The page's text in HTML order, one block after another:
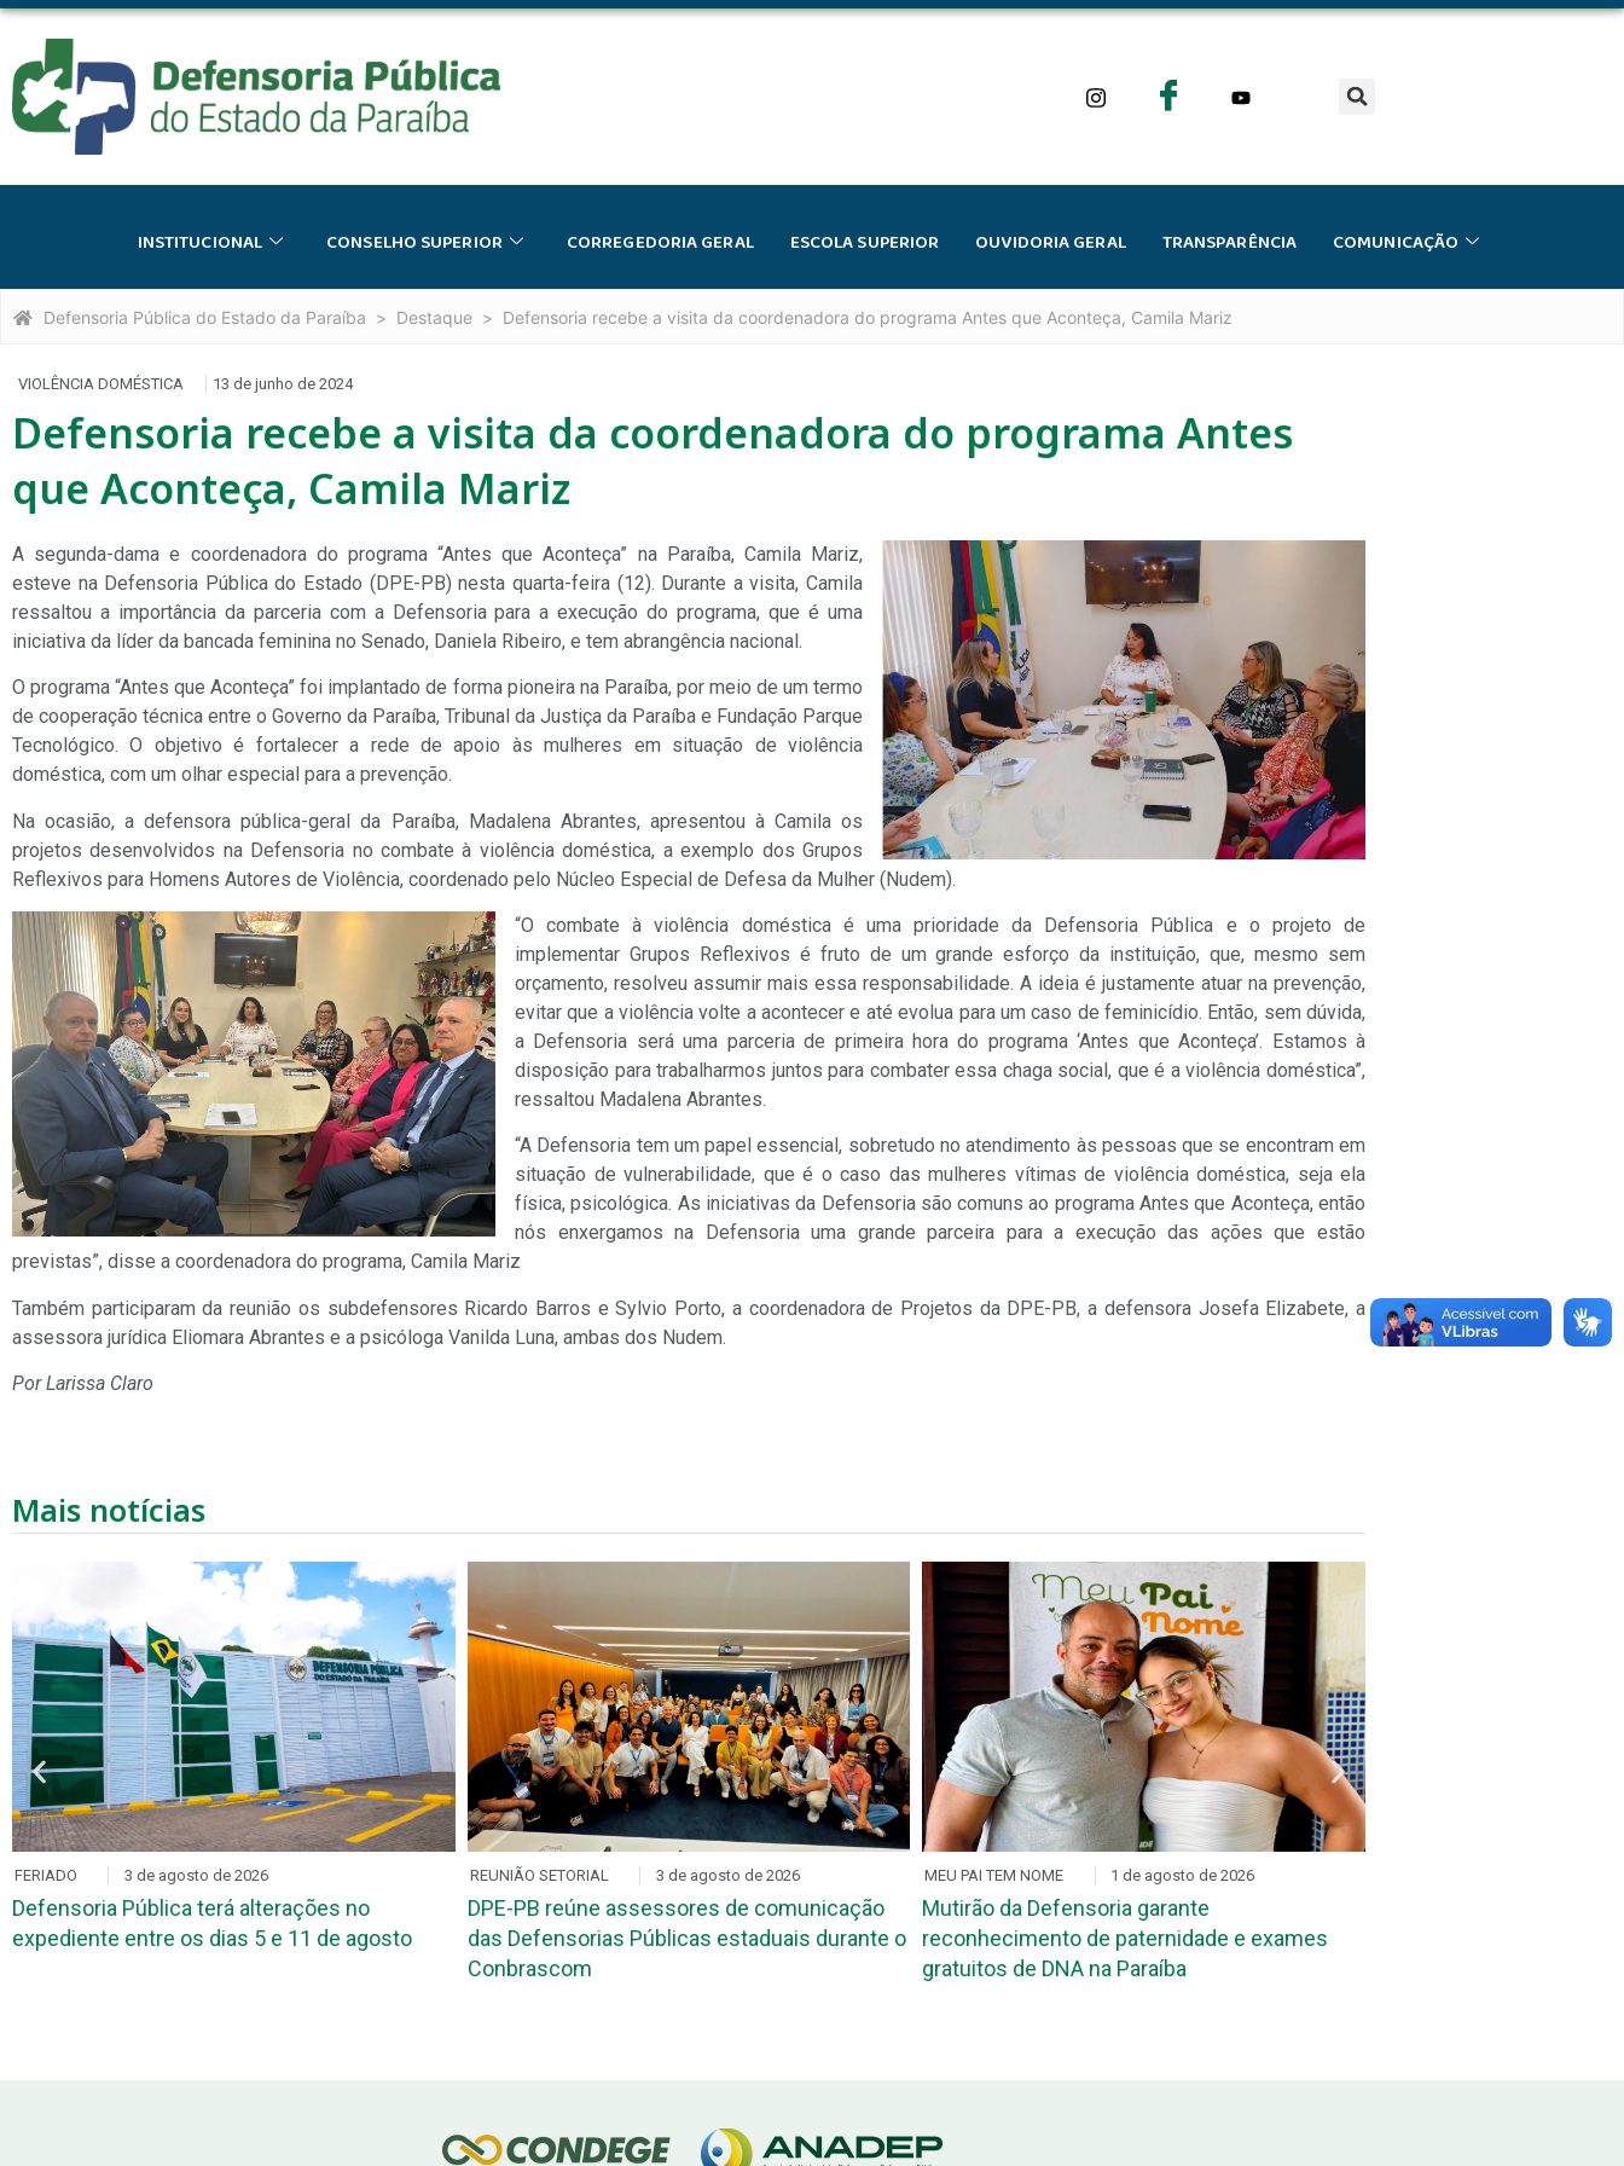
INSTITUCIONAL CONSELHO SUPERIOR CORREGEDORIA GERAL ESCOLA SUPERIOR OUVIDORIA GERAL TRANSPARÊNCIA COMUNICAÇÃO
Defensoria Pública do Estado da Paraíba Destaque Defensoria recebe a visita da coordenadora do programa Antes que Aconteça, Camila Mariz
VIOLÊNCIA DOMÉSTICA 13 de junho de 2024
Defensoria recebe a visita da coordenadora do programa Antes
que Aconteça, Camila Mariz
A segunda-dama e coordenadora do programa “Antes que Aconteça” na Paraíba, Camila Mariz,
esteve na Defensoria Pública do Estado (DPE-PB) nesta quarta-feira (12). Durante a visita, Camila
ressaltou a importância da parceria com a Defensoria para a execução do programa, que é uma
iniciativa da líder da bancada feminina no Senado, Daniela Ribeiro, e tem abrangência nacional.
O programa “Antes que Aconteça” foi implantado de forma pioneira na Paraíba, por meio de um termo
de cooperação técnica entre o Governo da Paraíba, Tribunal da Justiça da Paraíba e Fundação Parque
Tecnológico. O objetivo é fortalecer a rede de apoio às mulheres em situação de violência
doméstica, com um olhar especial para a prevenção.
Na ocasião, a defensora pública-geral da Paraíba, Madalena Abrantes, apresentou à Camila os
projetos desenvolvidos na Defensoria no combate à violência doméstica, a exemplo dos Grupos
Reflexivos para Homens Autores de Violência, coordenado pelo Núcleo Especial de Defesa da Mulher (Nudem).
“O combate à violência doméstica é uma prioridade da Defensoria Pública e o projeto de
implementar Grupos Reflexivos é fruto de um grande esforço da instituição, que, mesmo sem
orçamento, resolveu assumir mais essa responsabilidade. A ideia é justamente atuar na prevenção,
evitar que a violência volte a acontecer e até evolua para um caso de feminicídio. Então, sem dúvida,
a Defensoria será uma parceria de primeira hora do programa ‘Antes que Aconteça’. Estamos à
disposição para trabalharmos juntos para combater essa chaga social, que é a violência doméstica”,
ressaltou Madalena Abrantes.
“A Defensoria tem um papel essencial, sobretudo no atendimento às pessoas que se encontram em
situação de vulnerabilidade, que é o caso das mulheres vítimas de violência doméstica, seja ela
física, psicológica. As iniciativas da Defensoria são comuns ao programa Antes que Aconteça, então
nós enxergamos na Defensoria uma grande parceira para a execução das ações que estão
previstas”, disse a coordenadora do programa, Camila Mariz
Também participaram da reunião os subdefensores Ricardo Barros e Sylvio Porto, a coordenadora de Projetos da DPE-PB, a defensora Josefa Elizabete, a
assessora jurídica Eliomara Abrantes e a psicóloga Vanilda Luna, ambas dos Nudem.
Por Larissa Claro
Mais notícias
FERIADO 3 de agosto de 2026
Defensoria Pública terá alterações no
expediente entre os dias 5 e 11 de agosto
REUNIÃO SETORIAL 3 de agosto de 2026
DPE-PB reúne assessores de comunicação
das Defensorias Públicas estaduais durante o
Conbrascom
MEU PAI TEM NOME 1 de agosto de 2026
Mutirão da Defensoria garante
reconhecimento de paternidade e exames
gratuitos de DNA na Paraíba